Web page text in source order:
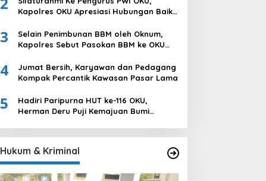
Ogan Komering Ulu
Kapolres OKU Apresiasi Hubungan Baik
3
Selain Penimbunan BBM oleh Oknum,
Kapolres Sebut Pasokan BBM ke OKU
Bungkam
4
Jumat Bersih, Karyawan dan Pedagang
Kompak Percantik Kawasan Pasar Lama
5
Hadiri Paripurna HUT ke-116 OKU,
Herman Deru Puji Kemajuan Bumi
Hukum & Kriminal